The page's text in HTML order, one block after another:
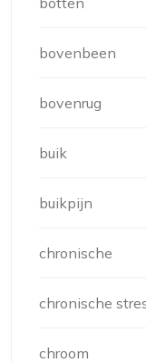
bovenbeen
bovenrug
buik
buikpijn
chronische
chronische
chroom